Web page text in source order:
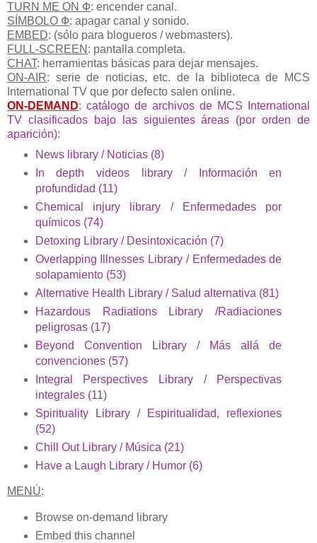
TURN ME ON Ф: encender canal.
SÍMBOLO Ф: apagar canal y sonido.
EMBED: (sólo para blogueros / webmasters).
FULL-SCREEN : pantalla completa.
CHAT: herramientas básicas para dejar mensajes.
ON-AIR: serie de noticias, etc. de la biblioteca de MCS
International TV que por defecto salen online.
ON-DEMAND: catálogo de archivos de MCS International
TV clasificados bajo las siguientes áreas (por orden de
aparición):
News library / Noticias (8)
In depth videos library / Información en
profundidad (11)
Chemical injury library / Enfermedades por
químicos (74)
Detoxing Library / Desintoxicación (7)
Overlapping Illnesses Library / Enfermedades de
solapamiento (53)
Alternative Health Library / Salud alternativa (81)
Hazardous Radiations Library /Radiaciones
peligrosas (17)
Beyond Convention Library / Más allá de
convenciones (57)
Integral Perspectives Library / Perspectivas
integrales (11)
Spirituality Library / Espiritualidad, reflexiones
(52)
Chill Out Library / Música (21)
Have a Laugh Library / Humor (6)
MENÚ:
Browse on-demand library
Embed this channel